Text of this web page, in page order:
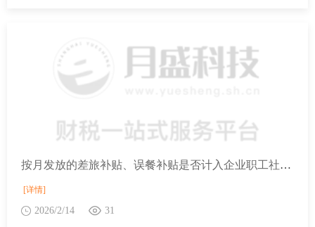
按月发放的差旅补贴、误餐补贴是否计入企业职工社保费缴费工资？
[详情]
2026/2/14 31